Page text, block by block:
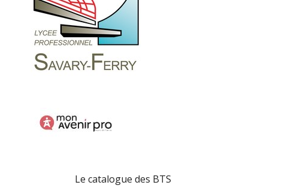
Le catalogue des BTS